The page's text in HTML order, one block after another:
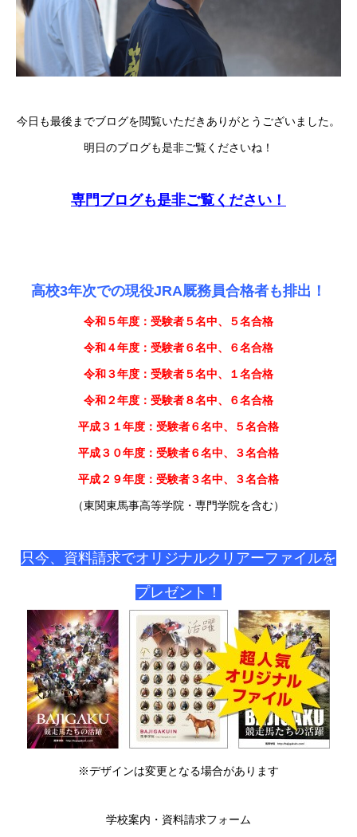
今日も最後までブログを閲覧いただきありがとうございました。
明日のブログも是非ご覧くださいね！
専門ブログも是非ご覧ください！
高校3年次での現役JRA厩務員合格者も排出！
令和５年度：受験者５名中、５名合格
令和４年度：受験者６名中、６名合格
令和３年度：受験者５名中、１名合格
令和２年度：受験者８名中、６名合格
平成３１年度：受験者６名中、５名合格
平成３０年度：受験者６名中、３名合格
平成２９年度：受験者３名中、３名合格
（東関東馬事高等学院・専門学院を含む）
只今、資料請求でオリジナルクリアーファイルを
プレゼント！
※デザインは変更となる場合があります
学校案内・資料請求フォーム